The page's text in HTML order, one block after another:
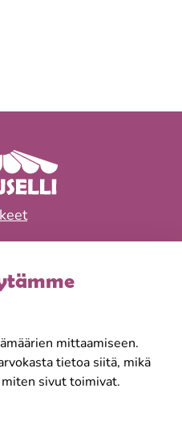
mittaamiseen.
tietoa siitä, mikä
sivut toimivat.
& edut